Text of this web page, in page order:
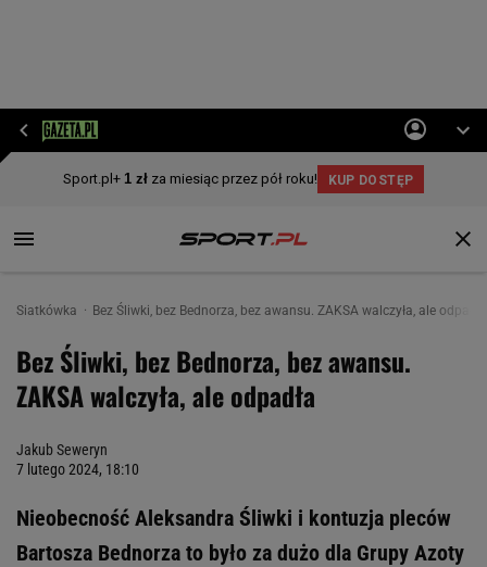
Siatkówka Bez Śliwki, bez Bednorza, bez awansu. ZAKSA walczyła, ale odpadła
Bez Śliwki, bez Bednorza, bez awansu.
ZAKSA walczyła, ale odpadła
Jakub Seweryn
7 lutego 2024, 18:10
Nieobecność Aleksandra Śliwki i kontuzja pleców
Bartosza Bednorza to było za dużo dla Grupy Azoty